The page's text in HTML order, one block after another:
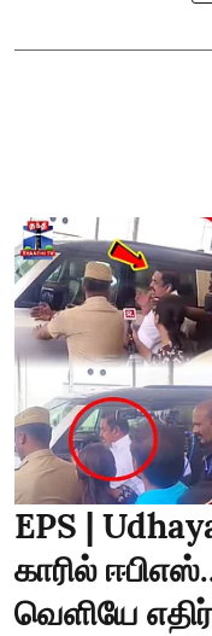
EPS |
காரில்
வெளியே